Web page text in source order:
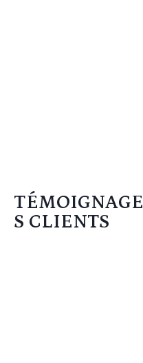
TÉMOIGNAGE
S CLIENTS